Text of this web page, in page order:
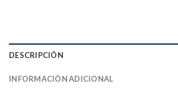
DESCRIPCIÓN
INFORMACIÓN ADICIONAL